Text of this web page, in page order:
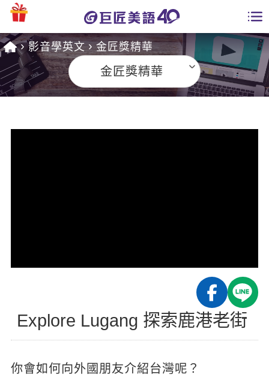
課程總覽
GEPT 全民英檢課程
TOEFL 托福課程
英文聽力養成
開口溜英文
旅遊英文
主題課程
ECAM
線上真人
學員讚出來
活動花絮
企業服務
學員專區
影音學英文 金匠獎精華
金匠獎精華
Explore Lugang 探索鹿港老街
你會如何向外國朋友介紹台灣呢？